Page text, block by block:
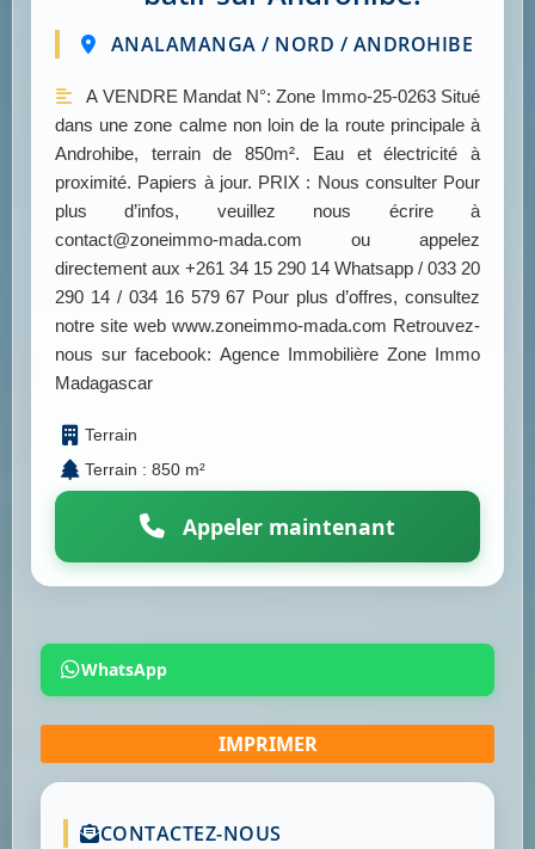
ANALAMANGA / NORD / ANDROHIBE
A VENDRE Mandat N°: Zone Immo-25-0263 Situé
dans une zone calme non loin de la route principale à
Androhibe, terrain de 850m². Eau et électricité à
proximité. Papiers à jour. PRIX : Nous consulter Pour
plus d’infos, veuillez nous écrire à
contact@zoneimmo-mada.com ou appelez
directement aux +261 34 15 290 14 Whatsapp / 033 20
290 14 / 034 16 579 67 Pour plus d’offres, consultez
notre site web www.zoneimmo-mada.com Retrouvez-
nous sur facebook: Agence Immobilière Zone Immo
Madagascar
Terrain
Terrain : 850 m²
Appeler maintenant
WhatsApp
CONTACTEZ-NOUS